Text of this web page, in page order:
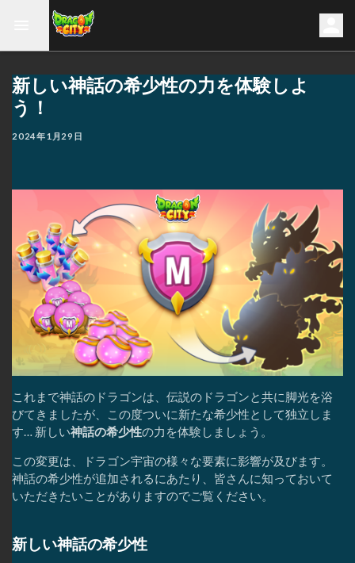
新しい神話の希少性の力を体験しよ
う！
2024年1月29日
これまで神話のドラゴンは、伝説のドラゴンと共に脚光を浴
びてきましたが、この度ついに新たな希少性として独立しま
す… 新しい神話の希少性の力を体験しましょう。
この変更は、ドラゴン宇宙の様々な要素に影響が及びます。
神話の希少性が追加されるにあたり、皆さんに知っておいて
いただきたいことがありますのでご覧ください。
新しい神話の希少性